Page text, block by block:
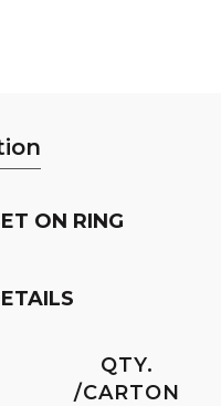
ON RING
QTY.
/CARTON